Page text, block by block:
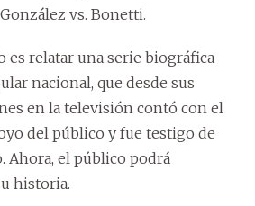
vs. Bonetti.
es relatar una serie biográfica
nacional, que desde sus
en la televisión contó con el
del público y fue testigo de
Ahora, el público podrá
historia.